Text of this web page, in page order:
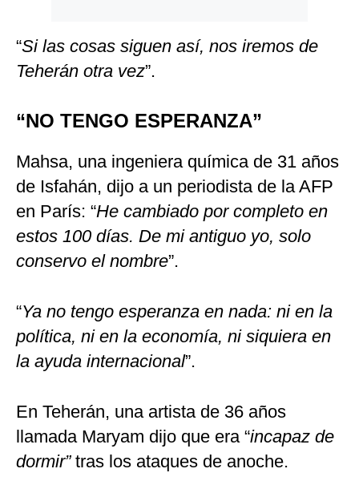
“Si las cosas siguen así, nos iremos de
Teherán otra vez”.
“NO TENGO ESPERANZA”
Mahsa, una ingeniera química de 31 años
de Isfahán, dijo a un periodista de la AFP
en París: “He cambiado por completo en
estos 100 días. De mi antiguo yo, solo
conservo el nombre”.
“Ya no tengo esperanza en nada: ni en la
política, ni en la economía, ni siquiera en
la ayuda internacional”.
En Teherán, una artista de 36 años
llamada Maryam dijo que era “incapaz de
dormir”tras los ataques de anoche.